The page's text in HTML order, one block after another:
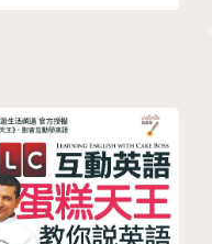
扎實養成並精進「閱
Translation